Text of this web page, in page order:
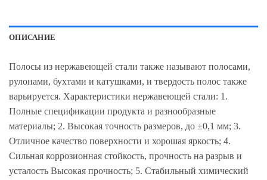
ОПИСАНИЕ
Полосы из нержавеющей стали также называют полосами,
рулонами, бухтами и катушками, и твердость полос также
варьируется. Характеристики нержавеющей стали: 1.
Полные спецификации продукта и разнообразные
материалы; 2. Высокая точность размеров, до ±0,1 мм; 3.
Отличное качество поверхности и хорошая яркость; 4.
Сильная коррозионная стойкость, прочность на разрыв и
усталость Высокая прочность; 5. Стабильный химический